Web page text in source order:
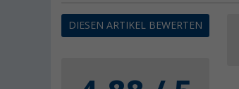
DIESEN ARTIKEL BEWERTEN